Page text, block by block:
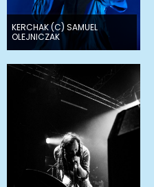
KERCHAK (C) SAMUEL
OLEJNICZAK